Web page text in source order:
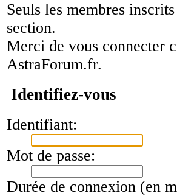
Seuls les membres
section.
Merci de vous connecter
AstraForum.fr.
Identifiez-vous
Identifiant:
Mot de passe:
Durée de connexion (en